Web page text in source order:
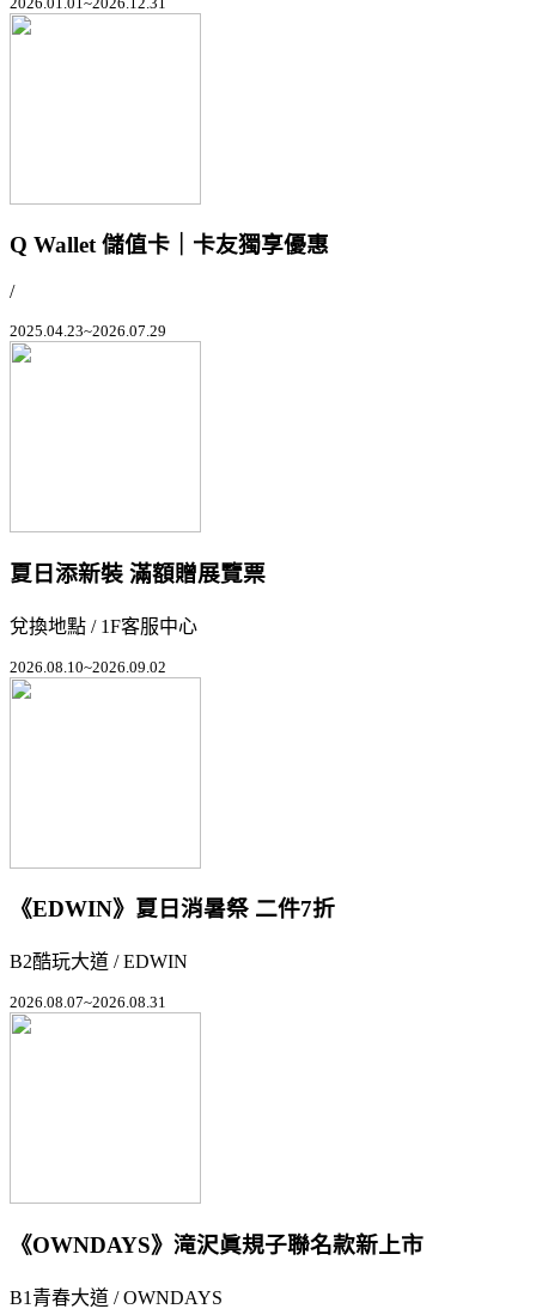
Q Wallet 儲值卡｜卡友獨享優惠
/
2025.04.23~2026.07.29
夏日添新裝 滿額贈展覽票
兌換地點 / 1F客服中心
2026.08.10~2026.09.02
《EDWIN》夏日消暑祭 二件7折
B2酷玩大道 / EDWIN
2026.08.07~2026.08.31
《OWNDAYS》滝沢眞規子聯名款新上市
B1青春大道 / OWNDAYS